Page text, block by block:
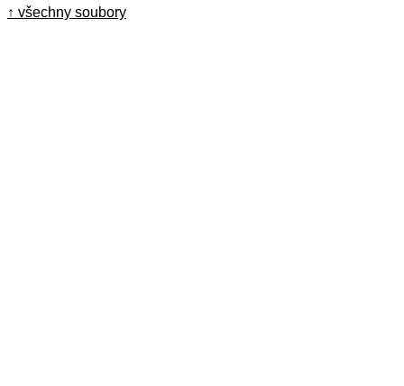
↑ všechny soubory